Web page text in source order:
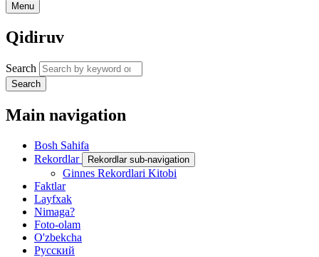
Menu
Qidiruv
Search
Search
Main navigation
Bosh Sahifa
Rekordlar
Rekordlar sub-navigation
Ginnes Rekordlari Kitobi
Faktlar
Layfxak
Nimaga?
Foto-olam
O'zbekcha
Русский